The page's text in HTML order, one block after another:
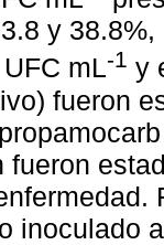
y
UFC mL-1 y
fueron
fueron
inoculado